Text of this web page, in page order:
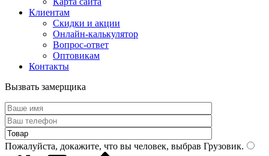
Клиентам
Скидки и акции
Онлайн-калькулятор
Вопрос-ответ
Оптовикам
Контакты
Вызвать замерщика
Пожалуйста, докажите, что вы человек, выбрав Грузовик.